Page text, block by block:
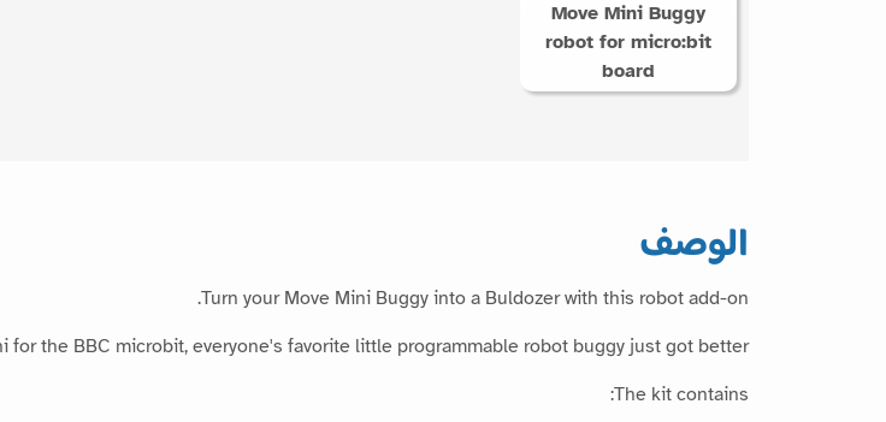
Move Mini Buggy
robot for micro:bit
board
الوصف
Turn your Move Mini Buggy into a Buldozer with this robot add-on.
for the BBC microbit, everyone's favorite little programmable robot buggy just got better.
The kit contains: